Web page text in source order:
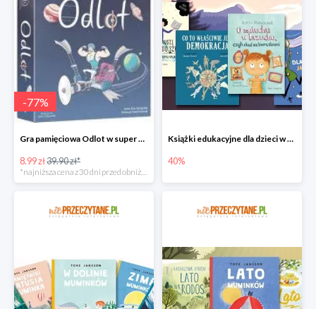
-77%
Gra pamięciowa Odlot w super cenie
8.99 zł39.90 zł*
Książki edukacyjne dla dzieci w niePrzeczytane.pl do -40%
40%